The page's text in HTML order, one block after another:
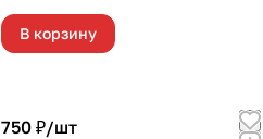
В корзину
750 ₽/шт